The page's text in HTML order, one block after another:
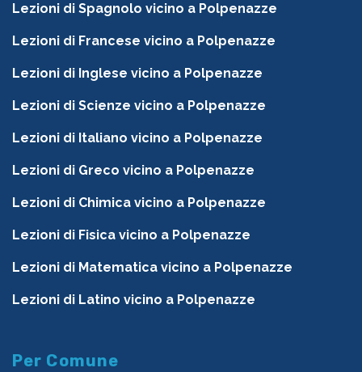
Lezioni di Spagnolo vicino a Polpenazze
Lezioni di Francese vicino a Polpenazze
Lezioni di Inglese vicino a Polpenazze
Lezioni di Scienze vicino a Polpenazze
Lezioni di Italiano vicino a Polpenazze
Lezioni di Greco vicino a Polpenazze
Lezioni di Chimica vicino a Polpenazze
Lezioni di Fisica vicino a Polpenazze
Lezioni di Matematica vicino a Polpenazze
Lezioni di Latino vicino a Polpenazze
Per Comune